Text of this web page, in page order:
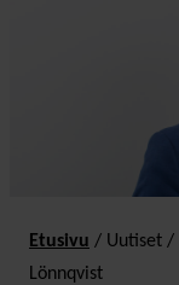
Etusivu / Uutiset /
Lönnqvist